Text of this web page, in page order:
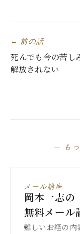
← 前の話
死んでも今の苦し
解放されない
— も
メール講座
岡本一志の
無料メール
難しいお経の内